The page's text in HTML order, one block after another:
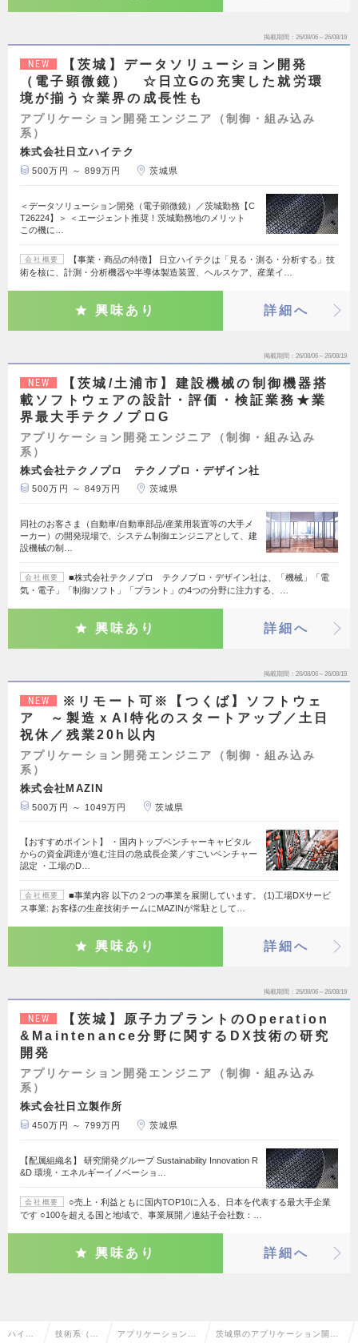
掲載期間 26/08/06～26/08/19
NEW
【茨城】データソリューション開発
（電子顕微鏡） ☆日立Gの充実した就労環
境が揃う☆業界の成長性も
アプリケーション開発エンジニア（制御・組み込み
系）
株式会社日立ハイテク
500万円 ～ 899万円 茨城県
＜データソリューション開発（電子顕微鏡）／茨城勤務【C
T26224】＞ ＜エージェント推奨！茨城勤務地のメリット
この機に…
会社概要
【事業・商品の特徴】 日立ハイテクは「見る・測る・分析する」技
術を核に、計測・分析機器や半導体製造装置、ヘルスケア、産業イ…
興味あり 詳細へ
掲載期間 26/08/06～26/08/19
NEW
【茨城/土浦市】建設機械の制御機器搭
載ソフトウェアの設計・評価・検証業務★業
界最大手テクノプロG
アプリケーション開発エンジニア（制御・組み込み
系）
株式会社テクノプロ テクノプロ・デザイン社
500万円 ～ 849万円 茨城県
同社のお客さま（自動車/自動車部品/産業用装置等の大手メ
ーカー）の開発現場で、システム制御エンジニアとして、建
設機械の制…
会社概要
■株式会社テクノプロ テクノプロ・デザイン社は、「機械」「電
気・電子」「制御ソフト」「プラント」の4つの分野に注力する、…
興味あり 詳細へ
掲載期間 26/08/06～26/08/19
NEW
※リモート可※【つくば】ソフトウェ
ア ～製造ｘAI特化のスタートアップ／土日
祝休／残業20h以内
アプリケーション開発エンジニア（制御・組み込み
系）
株式会社MAZIN
500万円 ～ 1049万円 茨城県
【おすすめポイント】 ・国内トップベンチャーキャピタル
からの資金調達が進む注目の急成長企業／すごいベンチャー
認定 ・工場のD…
会社概要
■事業内容 以下の２つの事業を展開しています。 (1)工場DXサービ
ス事業: お客様の生産技術チームにMAZINが常駐として…
興味あり 詳細へ
掲載期間 26/08/06～26/08/19
NEW
【茨城】原子力プラントのOperation
&Maintenance分野に関するDX技術の研究
開発
アプリケーション開発エンジニア（制御・組み込み
系）
株式会社日立製作所
450万円 ～ 799万円 茨城県
【配属組織名】 研究開発グループ Sustainability Innovation R
&D 環境・エネルギーイノベーショ…
会社概要
○売上・利益ともに国内TOP10に入る、日本を代表する最大手企業
です ○100を超える国と地域で、事業展開／連結子会社数：…
興味あり 詳細へ
ハイク 技術系（電 アプリケーション開 茨城県のアプリケーション開発